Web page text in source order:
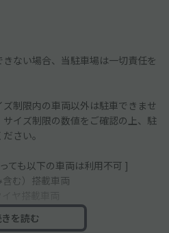
ない場合、当駐車場は一切責任を
制限内の車両以外は駐車できませ
イズ制限の数値をご確認の上、駐
さい。
ても以下の車両は利用不可 ]
含む）搭載車両
い車両
を読む